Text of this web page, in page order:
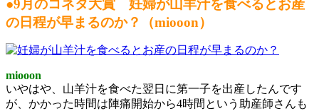
●9月のコネタ大賞 妊婦が山羊汁を食べるとお産
の日程が早まるのか？（miooon）
miooon
いやはや、山羊汁を食べた翌日に第一子を出産したんです
が、かかった時間は陣痛開始から4時間という助産師さんも